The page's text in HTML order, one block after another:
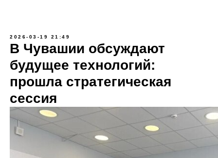
2026-03-19 21:49
В Чувашии обсуждают
будущее технологий:
прошла стратегическая
сессия